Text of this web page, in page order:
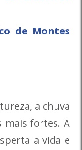
de Montes
a chuva
mais fortes. A
a vida e